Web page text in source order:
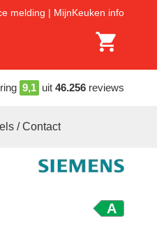
melding MijnKeuken info
9,1 uit 46.256 reviews
/ Contact
A